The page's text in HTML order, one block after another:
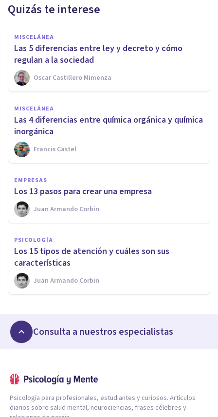
Quizás te interese
MISCELÁNEA
Las 5 diferencias entre ley y decreto y cómo
regulan a la sociedad
Oscar Castillero Mimenza
MISCELÁNEA
Las 4 diferencias entre química orgánica y química
inorgánica
Francis Castel
EMPRESAS
​Los 13 pasos para crear una empresa
Juan Armando Corbin
PSICOLOGÍA
Los 15 tipos de atención y cuáles son sus
características
Juan Armando Corbin
Consulta a nuestros especialistas
Psicología para profesionales, estudiantes y curiosos. Artículos
diarios sobre salud mental, neurociencias, frases célebres y